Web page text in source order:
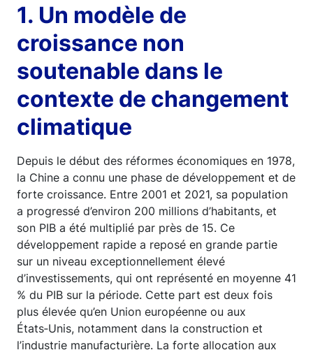
1. Un modèle de
croissance non
soutenable dans le
contexte de changement
climatique
Depuis le début des réformes économiques en 1978,
la Chine a connu une phase de développement et de
forte croissance. Entre 2001 et 2021, sa population
a progressé d’environ 200 millions d’habitants, et
son PIB a été multiplié par près de 15. Ce
développement rapide a reposé en grande partie
sur un niveau exceptionnellement élevé
d’investissements, qui ont représenté en moyenne 41
% du PIB sur la période. Cette part est deux fois
plus élevée qu’en Union européenne ou aux
États‑Unis, notamment dans la construction et
l’industrie manufacturière. La forte allocation aux